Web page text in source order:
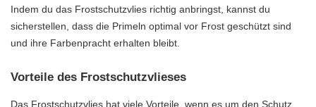
Indem du das Frostschutzvlies richtig anbringst, kannst du
sicherstellen, dass die Primeln optimal vor Frost geschützt sind
und ihre Farbenpracht erhalten bleibt.
Vorteile des Frostschutzvlieses
Das Frostschutzvlies hat viele Vorteile, wenn es um den Schutz